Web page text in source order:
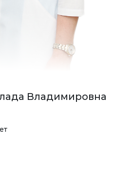
Владимировна